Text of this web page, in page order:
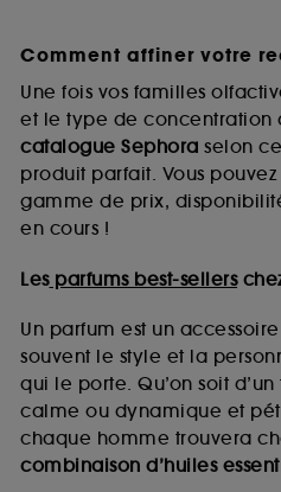
Comment affiner votre
Une fois vos familles
et le type de concentration
catalogue Sephora selon
produit parfait. Vous
gamme de prix,
en cours !
Lesparfums best-sellers
Un parfum est un
souvent le style et la
qui le porte. Qu’on soit
calme ou dynamique et
chaque homme trouvera
combinaison d’huiles